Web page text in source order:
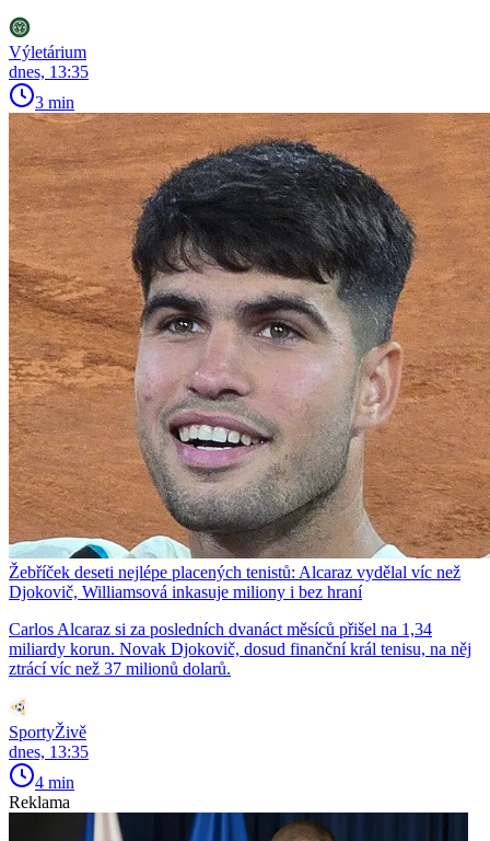
Výletárium
dnes, 13:35
3 min
Žebříček deseti nejlépe placených tenistů: Alcaraz vydělal víc než
Djokovič, Williamsová inkasuje miliony i bez hraní
Carlos Alcaraz si za posledních dvanáct měsíců přišel na 1,34
miliardy korun. Novak Djokovič, dosud finanční král tenisu, na něj
ztrácí víc než 37 milionů dolarů.
SportyŽivě
dnes, 13:35
4 min
Reklama